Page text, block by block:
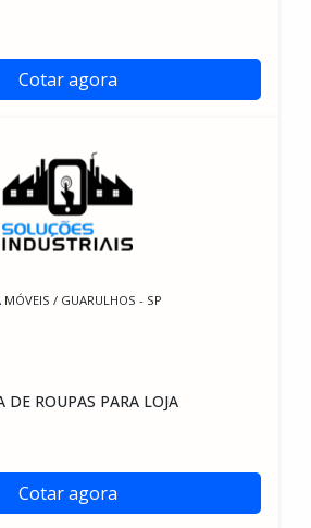
Cotar agora
MÓVEIS / GUARULHOS - SP
DE ROUPAS PARA LOJA
Cotar agora